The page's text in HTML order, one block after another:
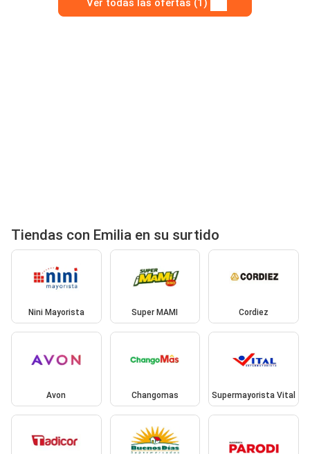
Tiendas con Emilia en su surtido
Nini Mayorista Super MAMI Cordiez
Avon Changomas Supermayorista Vital